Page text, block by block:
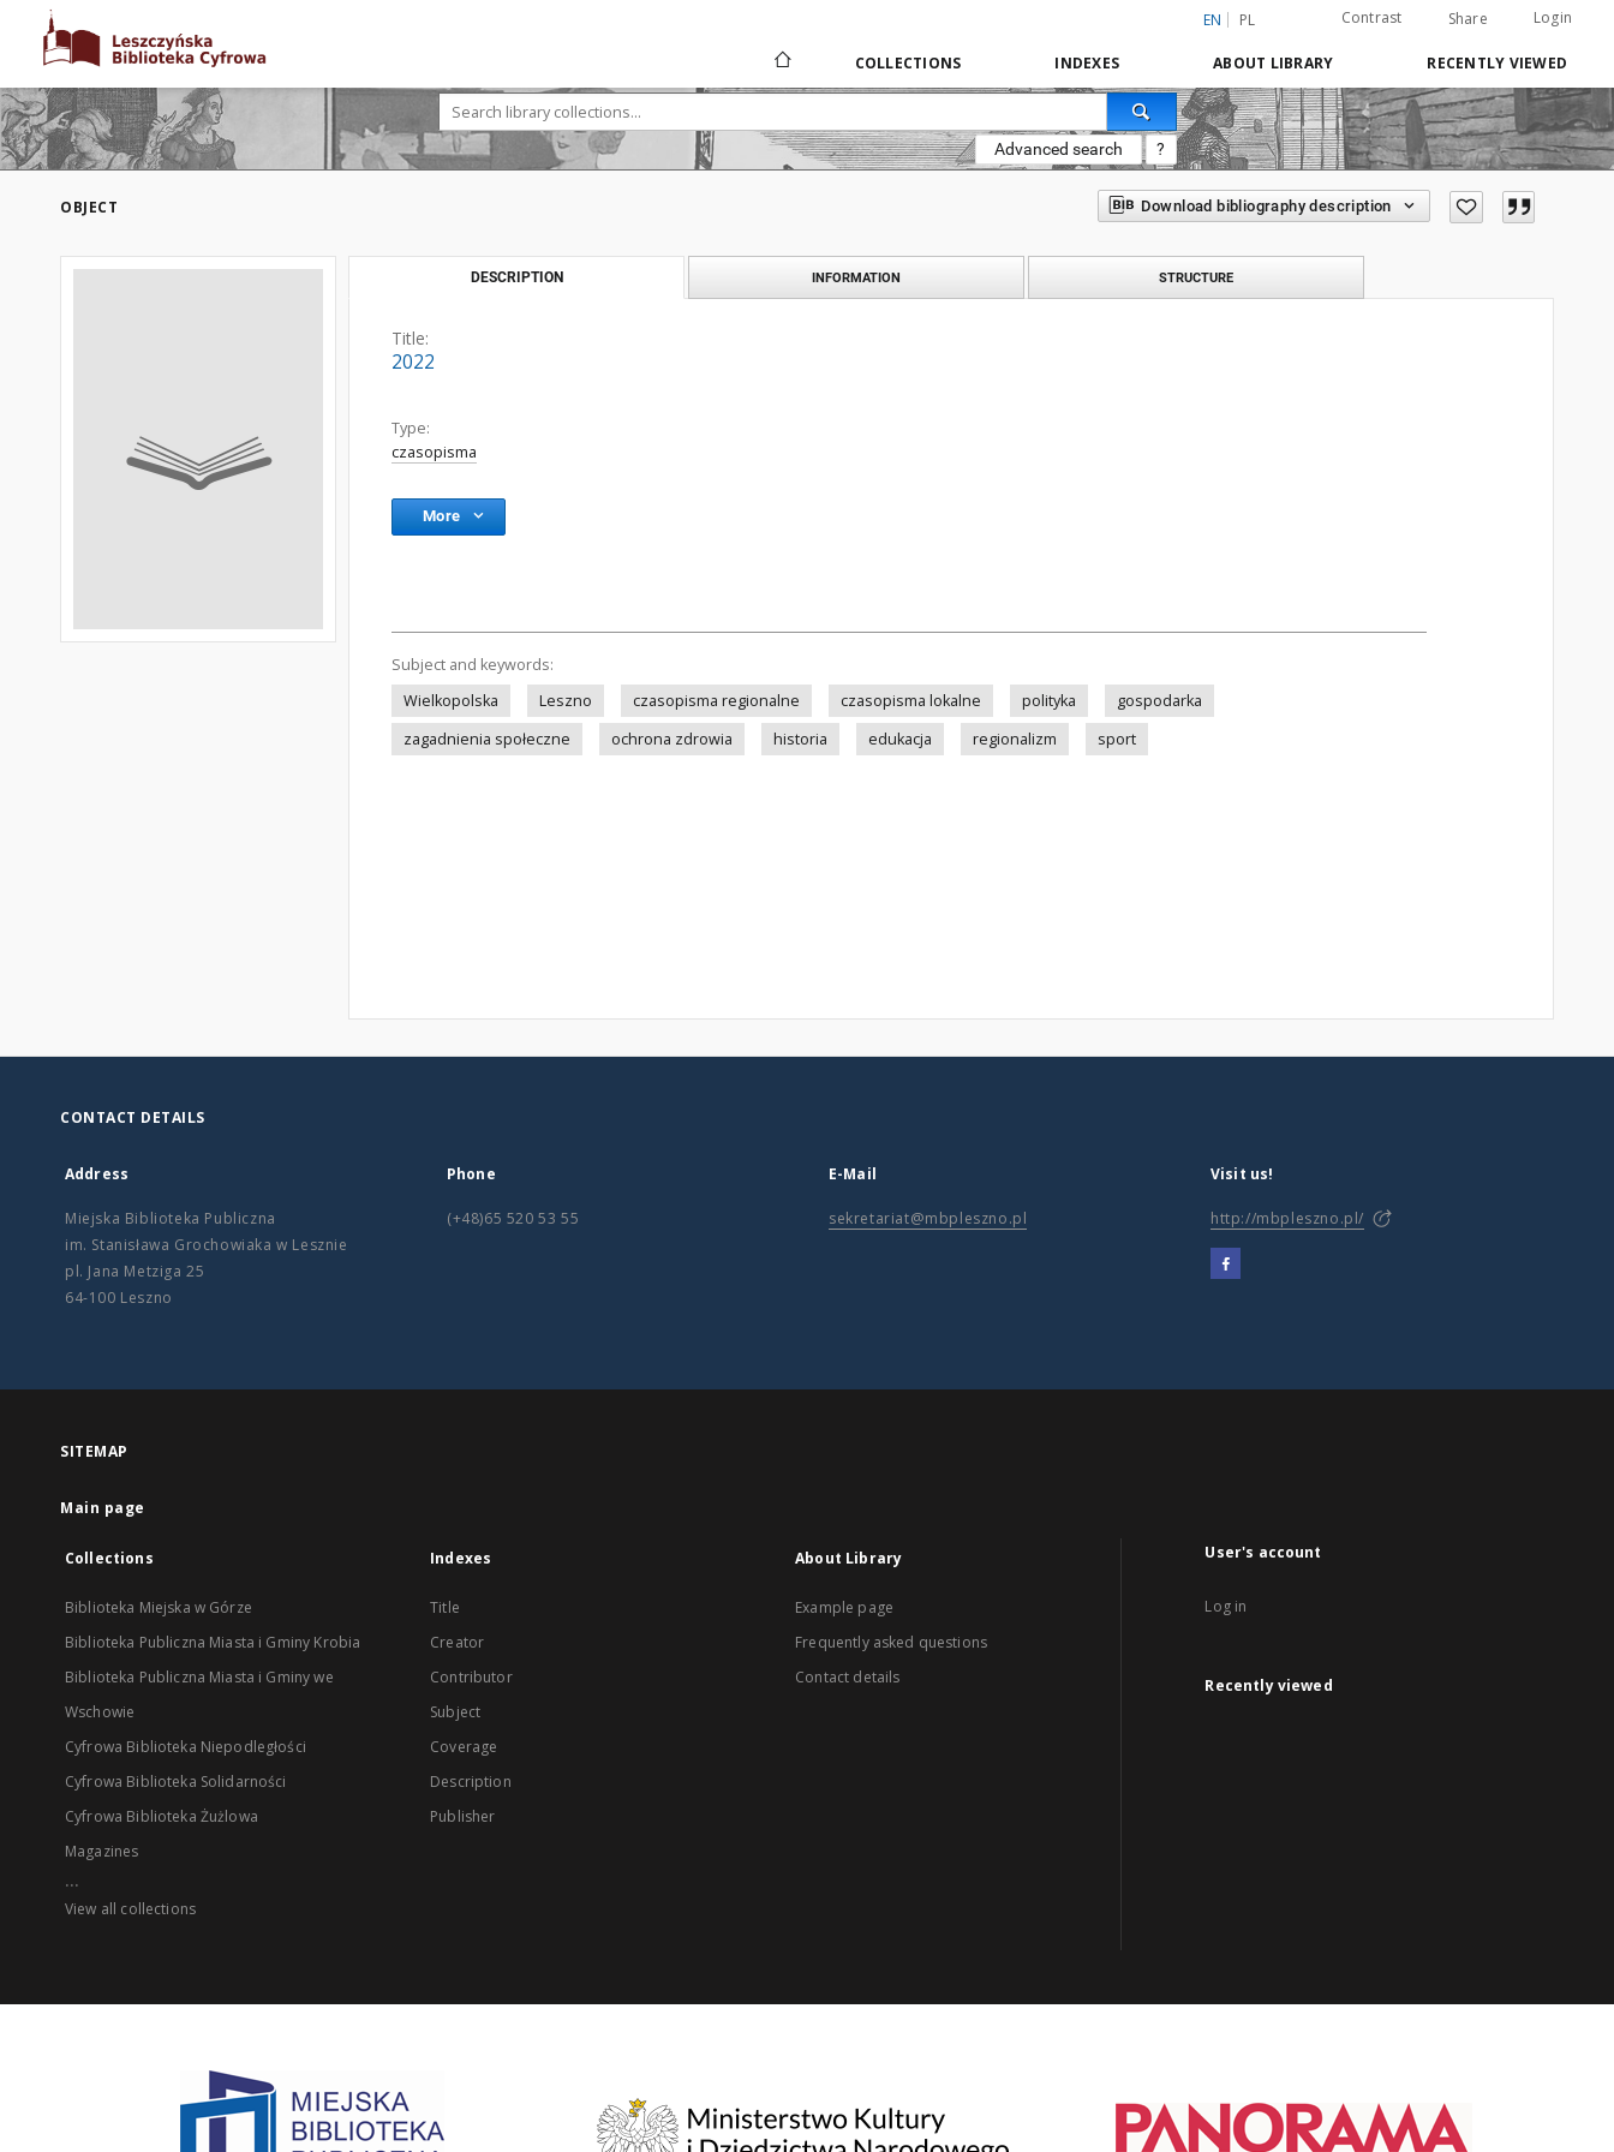
EN PL Contrast Share Login
COLLECTIONS INDEXES ABOUT LIBRARY RECENTLY VIEWED
Advanced search ?
OBJECT Download bibliography description
DESCRIPTION INFORMATION STRUCTURE
Title:
2022
Type:
czasopisma
More
Subject and keywords:
Wielkopolska
Leszno czasopisma regionalne czasopisma lokalne polityka
gospodarka
zagadnienia społeczne
ochrona zdrowia historia edukacja regionalizm sport
CONTACT DETAILS
Address
Miejska Biblioteka Publiczna
im. Stanisława Grochowiaka w Lesznie
pl. Jana Metziga 25
64-100 Leszno
Phone
(+48)65 520 53 55
E-Mail
sekretariat@mbpleszno.pl
Visit us!
http://mbpleszno.pl/
SITEMAP
Main page
Collections
Biblioteka Miejska w Górze
Biblioteka Publiczna Miasta i Gminy Krobia
Biblioteka Publiczna Miasta i Gminy we
Wschowie
Cyfrowa Biblioteka Niepodległości
Cyfrowa Biblioteka Solidarności
Cyfrowa Biblioteka Żużlowa
Magazines
...
View all collections
Indexes
Title
Creator
Contributor
Subject
Coverage
Description
Publisher
About Library
Example page
Frequently asked questions
Contact details
User's account
Log in
Recently viewed